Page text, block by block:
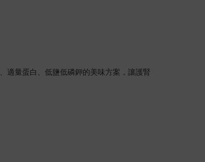
適量蛋白、低鹽低磷鉀的美味方案，讓護腎